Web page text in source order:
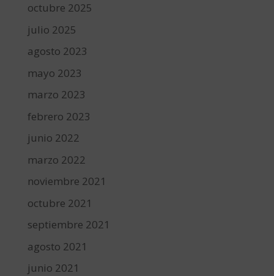
octubre 2025
julio 2025
agosto 2023
mayo 2023
marzo 2023
febrero 2023
junio 2022
marzo 2022
noviembre 2021
octubre 2021
septiembre 2021
agosto 2021
junio 2021